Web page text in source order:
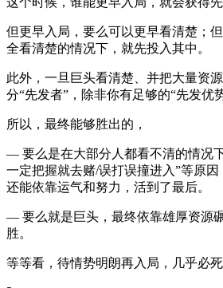
但更早入局，要么可以更早看清楚；
全看清楚的情况下，就先投入其中。
此外，一旦巨头看清楚、并把大量资
分“先发者”，除非你有足够的“先发优势
所以，最终能够胜出的，
— 要么是在大部分人都看不清的情况
一定把握就去赌/误打误撞进入”等原
还能依靠运气和努力，活到了最后。
— 要么就是巨头，最终依靠雄厚资源
胜。
等等看，待情势明朗再入局，几乎必死